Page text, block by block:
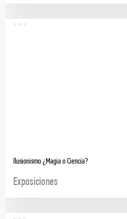
Ilusionismo ¿Magia o Ciencia?
Exposiciones